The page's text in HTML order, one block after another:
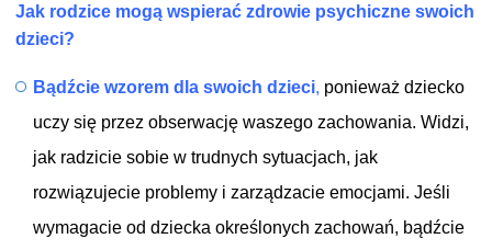
Jak rodzice mogą wspierać zdrowie psychiczne swoich
dzieci?
Bądźcie wzorem dla swoich dzieci, ponieważ dziecko
uczy się przez obserwację waszego zachowania. Widzi,
jak radzicie sobie w trudnych sytuacjach, jak
rozwiązujecie problemy i zarządzacie emocjami. Jeśli
wymagacie od dziecka określonych zachowań, bądźcie